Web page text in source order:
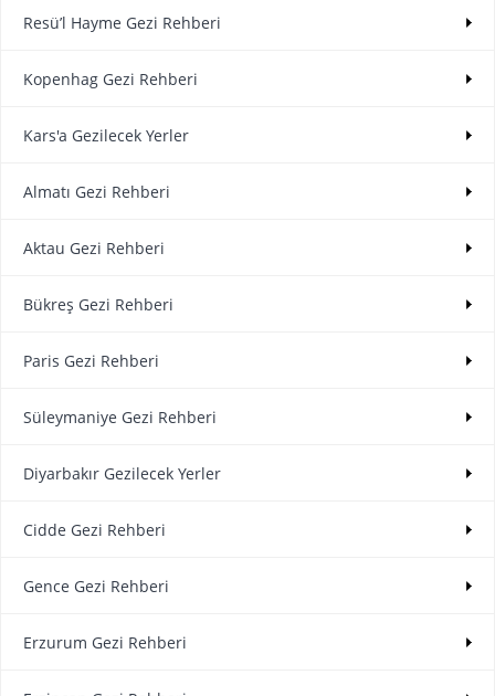
Resü’l Hayme Gezi Rehberi
Kopenhag Gezi Rehberi
Kars'a Gezilecek Yerler
Almatı Gezi Rehberi
Aktau Gezi Rehberi
Bükreş Gezi Rehberi
Paris Gezi Rehberi
Süleymaniye Gezi Rehberi
Diyarbakır Gezilecek Yerler
Cidde Gezi Rehberi
Gence Gezi Rehberi
Erzurum Gezi Rehberi